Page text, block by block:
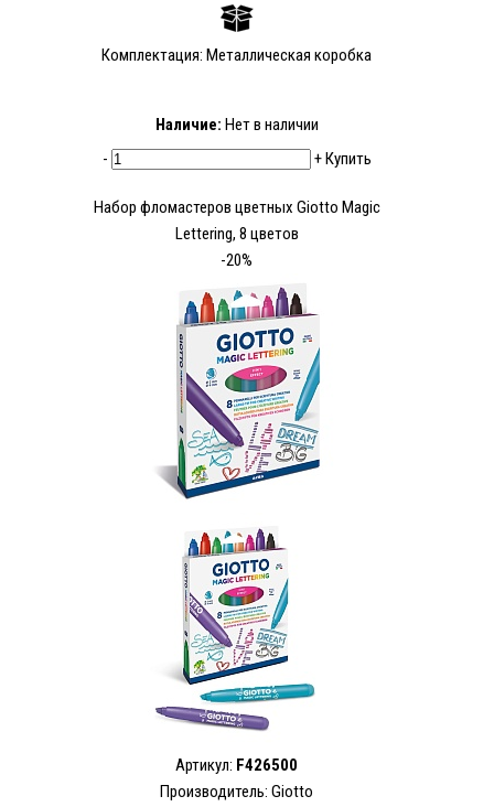
Комплектация: Металлическая коробка
Наличие: Нет в наличии
-
+Купить
Набор фломастеров цветных Giotto Magic
Lettering, 8 цветов
-20%
Артикул: F426500
Производитель: Giotto